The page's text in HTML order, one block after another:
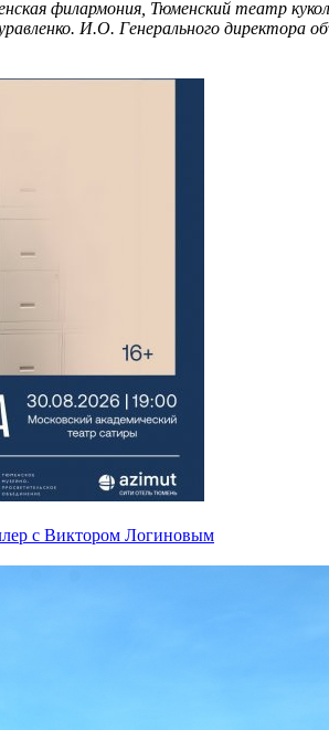
филармония, Тюменский театр
И.О. Генерального директора
с Виктором Логиновым